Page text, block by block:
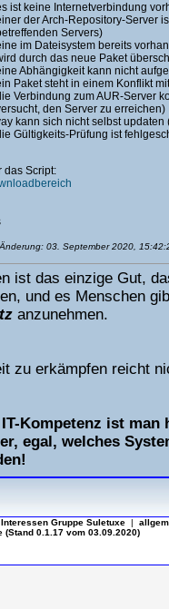
ist keine Internetverbindung
der Arch-Repository-Server
Servers)
im Dateisystem bereits
durch das neue Paket
Abhängigkeit kann nicht
Paket steht in einem Konflikt
Verbindung zum AUR-Server
den Server zu erreichen)
kann sich nicht selbst
Gültigkeits-Prüfung ist
das Script:
03. September 2020,
ist das einzige Gut,
und es Menschen
anzunehmen.
zu erkämpfen reicht
Kompetenz ist
egal, welches
Gruppe Suletuxe |
0.1.17 vom 03.09.2020)